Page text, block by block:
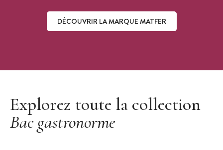
DÉCOUVRIR LA MARQUE MATFER
Explorez toute la collection
Bac gastronorme